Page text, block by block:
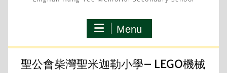
Menu
聖公會柴灣聖米迦勒小學– LEGO機械